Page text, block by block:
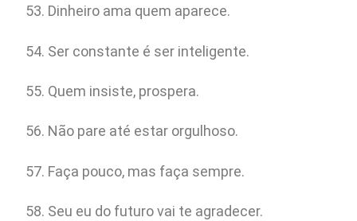
Dinheiro ama quem aparece.
Ser constante é ser inteligente.
Quem insiste, prospera.
Não pare até estar orgulhoso.
Faça pouco, mas faça sempre.
Seu eu do futuro vai te agradecer.